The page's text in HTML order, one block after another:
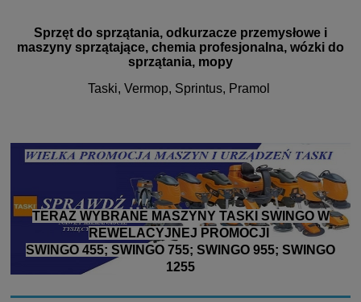
Sprzęt do sprzątania, odkurzacze przemysłowe i
maszyny sprzątające, chemia profesjonalna, wózki do
sprzątania, mopy
Taski, Vermop, Sprintus, Pramol
TERAZ WYBRANE MASZYNY TASKI SWINGO W
REWELACYJNEJ PROMOCJI
SWINGO 455; SWINGO 755; SWINGO 955; SWINGO
1255